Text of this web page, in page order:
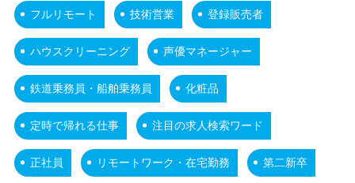
フルリモート 技術営業 登録販売者
ハウスクリーニング 声優マネージャー
鉄道乗務員・船舶乗務員 化粧品
定時で帰れる仕事 注目の求人検索ワード
正社員 リモートワーク・在宅勤務 第二新卒